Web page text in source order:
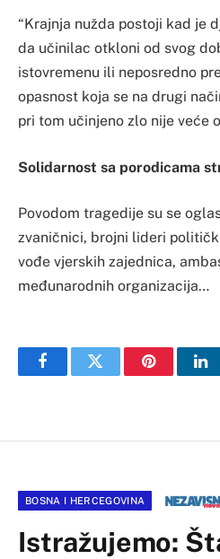
“Krajnja nužda postoji kad je
da učinilac otkloni od svog
istovremenu ili neposredno
opasnost koja se na drugi
pri tom učinjeno zlo nije veće
Solidarnost sa porodicama
Povodom tragedije su se
zvaničnici, brojni lideri
vođe vjerskih zajednica,
međunarodnih organizacija…
FacebookTwitter Pinterest
BOSNA I HERCEGOVINA
Istražujemo: